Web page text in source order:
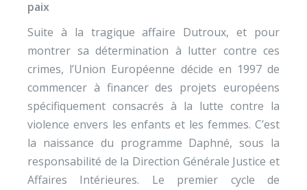
paix
Suite à la tragique affaire Dutroux, et pour
montrer sa détermination à lutter contre ces
crimes, l’Union Européenne décide en 1997 de
commencer à financer des projets européens
spécifiquement consacrés à la lutte contre la
violence envers les enfants et les femmes. C’est
la naissance du programme Daphné, sous la
responsabilité de la Direction Générale Justice et
Affaires Intérieures. Le premier cycle de